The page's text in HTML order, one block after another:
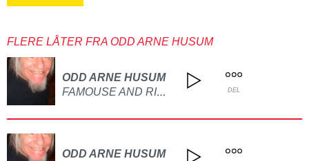
FLERE LÅTER FRA ODD ARNE HUSUM
ODD ARNE HUSUM
FAMOUSE AND RICH LAGET PÅ GITAR DEL
ODD ARNE HUSUM